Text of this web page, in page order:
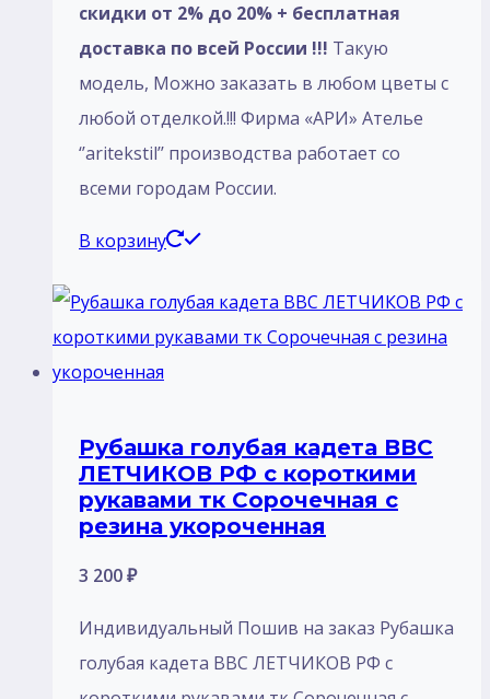
скидки от 2% до 20% + бесплатная
доставка по всей России !!! Такую
модель, Mожно заказать в любом цветы с
любой отделкой.!!! Фирма «АРИ» Ателье
‘’aritekstil’’ производства работает со
всеми городам России.
В корзину
Рубашка голубая кадета ВВС
ЛЕТЧИКОВ РФ с короткими
рукавами тк Сорочечная с
резина укороченная
3 200₽
Индивидуальный Пошив на заказ Рубашка
голубая кадета ВВС ЛЕТЧИКОВ РФ с